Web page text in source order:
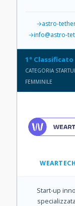
astro-
info@astro-
1° Classificato
CATEGORIA
FEMMINILE
Start-up